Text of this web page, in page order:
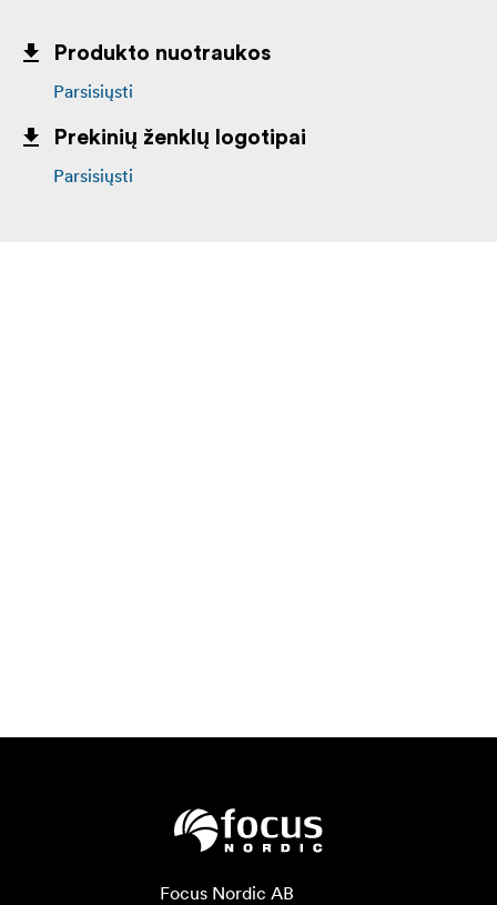
Produkto nuotraukos
Parsisiųsti
Prekinių ženklų logotipai
Parsisiųsti
Focus Nordic AB